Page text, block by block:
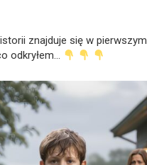
znajduje się w pierwszym
odkryłem…